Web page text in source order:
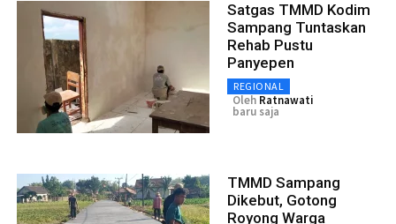
Satgas TMMD Kodim
Sampang Tuntaskan
Rehab Pustu
Panyepen
REGIONAL
Oleh Ratnawati
baru saja
TMMD Sampang
Dikebut, Gotong
Royong Warga